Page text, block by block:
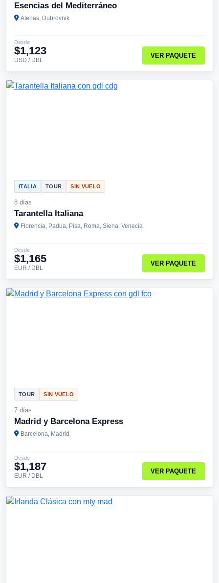
Esencias del Mediterráneo
Atenas, Dubrovnik
Desde
$1,123
USD / DBL
VER PAQUETE
ITALIA TOUR SIN VUELO
8 días
Tarantella Italiana
Florencia, Padua, Pisa, Roma, Siena, Venecia
Desde
$1,165
EUR / DBL
VER PAQUETE
TOUR SIN VUELO
7 días
Madrid y Barcelona Express
Barcelona, Madrid
Desde
$1,187
EUR / DBL
VER PAQUETE